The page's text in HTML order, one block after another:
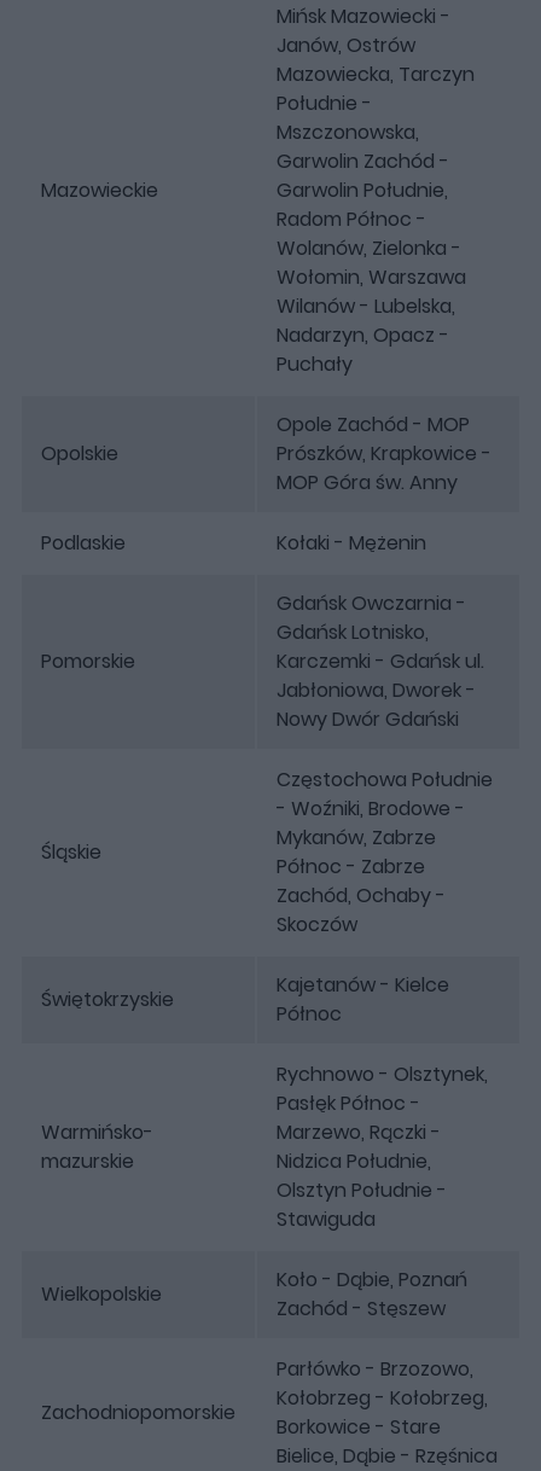
Mazowieckie
Mińsk Mazowiecki -
Janów, Ostrów
Mazowiecka, Tarczyn
Południe -
Mszczonowska,
Garwolin Zachód -
Garwolin Południe,
Radom Północ -
Wolanów, Zielonka -
Wołomin, Warszawa
Wilanów - Lubelska,
Nadarzyn, Opacz -
Puchały
Opolskie
Opole Zachód - MOP
Prószków, Krapkowice -
MOP Góra św. Anny
Podlaskie Kołaki - Mężenin
Pomorskie
Gdańsk Owczarnia -
Gdańsk Lotnisko,
Karczemki - Gdańsk ul.
Jabłoniowa, Dworek -
Nowy Dwór Gdański
Śląskie
Częstochowa Południe
- Woźniki, Brodowe -
Mykanów, Zabrze
Północ - Zabrze
Zachód, Ochaby -
Skoczów
Świętokrzyskie
Kajetanów - Kielce
Północ
Warmińsko-
mazurskie
Rychnowo - Olsztynek,
Pasłęk Północ -
Marzewo, Rączki -
Nidzica Południe,
Olsztyn Południe -
Stawiguda
Wielkopolskie
Koło - Dąbie, Poznań
Zachód - Stęszew
Zachodniopomorskie
Parłówko - Brzozowo,
Kołobrzeg - Kołobrzeg,
Borkowice - Stare
Bielice, Dąbie - Rzęśnica